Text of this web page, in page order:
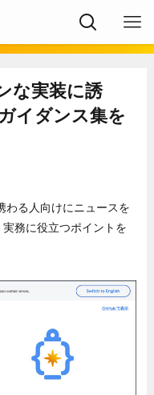
な実装に誘
イダンス集を
わる人向けにニュースを
務に役立つポイントを